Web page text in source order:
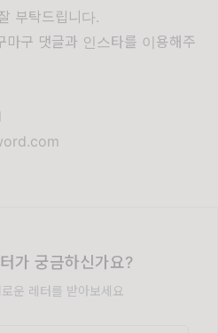
부탁드립니다.
마구 댓글과 인스타를 이용해주
가 궁금하신가요?
운 레터를 받아보세요